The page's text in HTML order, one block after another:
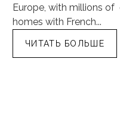
Europe, with millions of
homes with French...
ЧИТАТЬ БОЛЬШЕ